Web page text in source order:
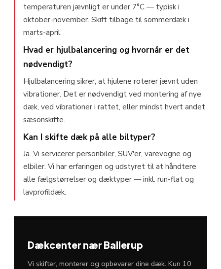
temperaturen jævnligt er under 7°C — typisk i
oktober-november. Skift tilbage til sommerdæk i
marts-april.
Hvad er hjulbalancering og hvornår er det
nødvendigt?
Hjulbalancering sikrer, at hjulene roterer jævnt uden
vibrationer. Det er nødvendigt ved montering af nye
dæk, ved vibrationer i rattet, eller mindst hvert andet
sæsonskifte.
Kan I skifte dæk på alle biltyper?
Ja. Vi servicerer personbiler, SUV'er, varevogne og
elbiler. Vi har erfaringen og udstyret til at håndtere
alle fælgstørrelser og dæktyper — inkl. run-flat og
lavprofildæk.
Dækcenter nær Ballerup
Vi skifter, monterer og opbevarer dine dæk. Kun 10